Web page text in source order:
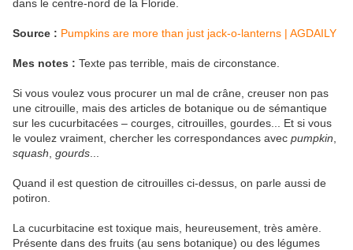
dans le centre-nord de la Floride.
Source : Pumpkins are more than just jack-o-lanterns | AGDAILY
Mes notes : Texte pas terrible, mais de circonstance.
Si vous voulez vous procurer un mal de crâne, creuser non pas
une citrouille, mais des articles de botanique ou de sémantique
sur les cucurbitacées – courges, citrouilles, gourdes... Et si vous
le voulez vraiment, chercher les correspondances avec pumpkin
squash gourds
Quand il est question de citrouilles ci-dessus, on parle aussi de
potiron.
La cucurbitacine est toxique mais, heureusement, très amère.
Présente dans des fruits (au sens botanique) ou des légumes